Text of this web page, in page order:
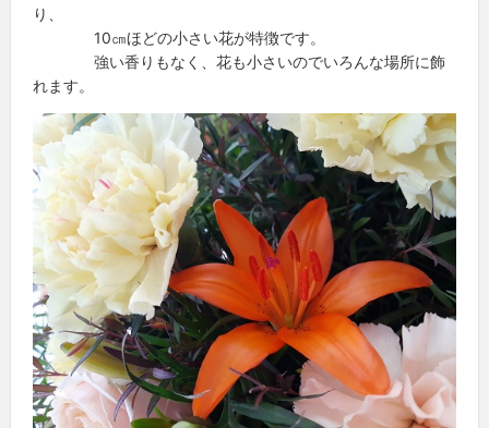
り、
10㎝ほどの小さい花が特徴です。
強い香りもなく、花も小さいのでいろんな場所に飾
れます。